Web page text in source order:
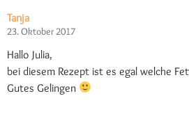
Tanja
23. Oktober 2017
Hallo Julia,
bei diesem Rezept ist es egal welche
Gutes Gelingen